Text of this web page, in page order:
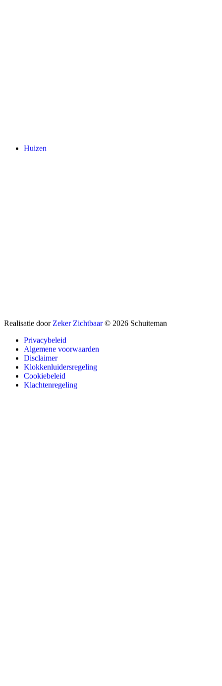
Huizen
Realisatie door Zeker Zichtbaar © 2026 Schuiteman
Privacybeleid
Algemene voorwaarden
Disclaimer
Klokkenluidersregeling
Cookiebeleid
Klachtenregeling